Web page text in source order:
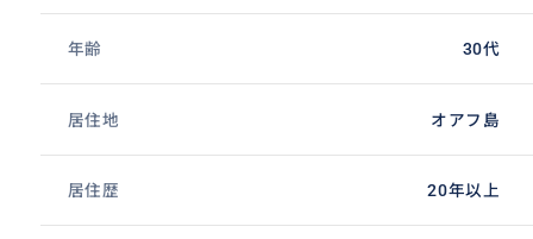
年齢 30代
居住地 オアフ島
居住歴 20年以上